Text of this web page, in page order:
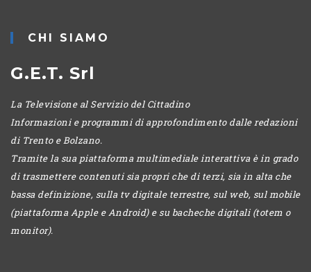
CHI SIAMO
G.E.T. Srl
La Televisione al Servizio del Cittadino
Informazioni e programmi di approfondimento dalle redazioni
di Trento e Bolzano.
Tramite la sua piattaforma multimediale interattiva è in grado
di trasmettere contenuti sia propri che di terzi, sia in alta che
bassa definizione, sulla tv digitale terrestre, sul web, sul mobile
(piattaforma Apple e Android) e su bacheche digitali (totem o
monitor).